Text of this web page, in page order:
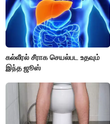
கல்லீரல் சீராக செயல்பட உதவும்
இந்த ஜூஸ்